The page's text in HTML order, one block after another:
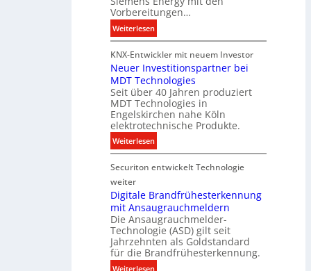
h
t
u
s
t
e
c
h
n
i
k
e
P
r
o
d
u
k
t
d
a
t
e
Vorbereitungen…
Weiterlesen:
S
i
e
m
e
n
s
E
n
r
y
w
i
r
d
KNX-Entwickler mit neuem Investor
Neuer Investitionspartner bei
MDT Technologies
Seit über 40 Jahren produziert
MDT Technologies in
Engelskirchen nahe Köln
elektrotechnische Produkte.
Weiterlesen:
N
e
e
r
I
n
v
e
Securiton entwickelt Technologie
weiter
Digitale Brandfrühesterkennung
mit Ansaugrauchmeldern
Die Ansaugrauchmelder-
Technologie (ASD) gilt seit
Jahrzehnten als Goldstandard
für die Brandfrühesterkennung.
Weiterlesen: